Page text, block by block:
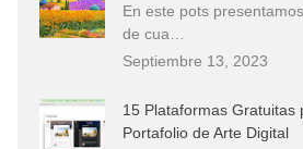
En este pots
de cua…
Septiembre 13, 2023
15 Plataformas Gratuitas
Portafolio de Arte Digital